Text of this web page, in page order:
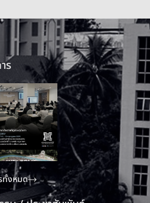
ร
ทั้งหมด